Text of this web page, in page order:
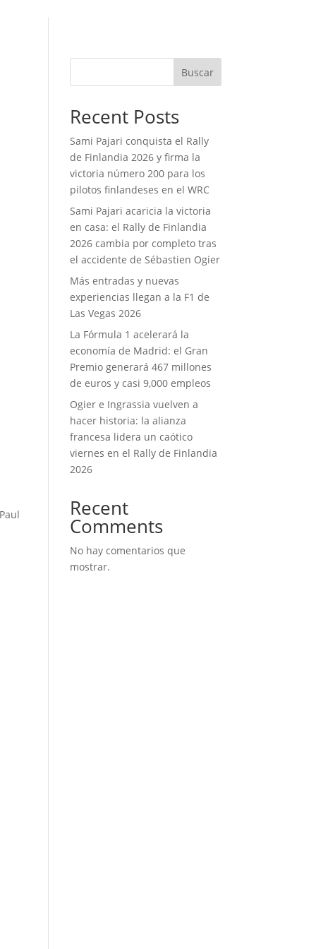
Buscar
Recent Posts
Sami Pajari conquista el Rally
de Finlandia 2026 y firma la
victoria número 200 para los
pilotos finlandeses en el WRC
Sami Pajari acaricia la victoria
en casa: el Rally de Finlandia
2026 cambia por completo tras
el accidente de Sébastien Ogier
Más entradas y nuevas
experiencias llegan a la F1 de
Las Vegas 2026
La Fórmula 1 acelerará la
economía de Madrid: el Gran
Premio generará 467 millones
de euros y casi 9,000 empleos
Ogier e Ingrassia vuelven a
hacer historia: la alianza
francesa lidera un caótico
viernes en el Rally de Finlandia
2026
Recent
Comments
No hay comentarios que
mostrar.